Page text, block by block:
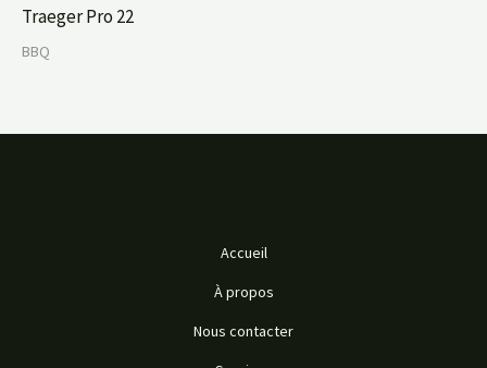
Traeger Pro 22
BBQ
Accueil
À propos
Nous contacter